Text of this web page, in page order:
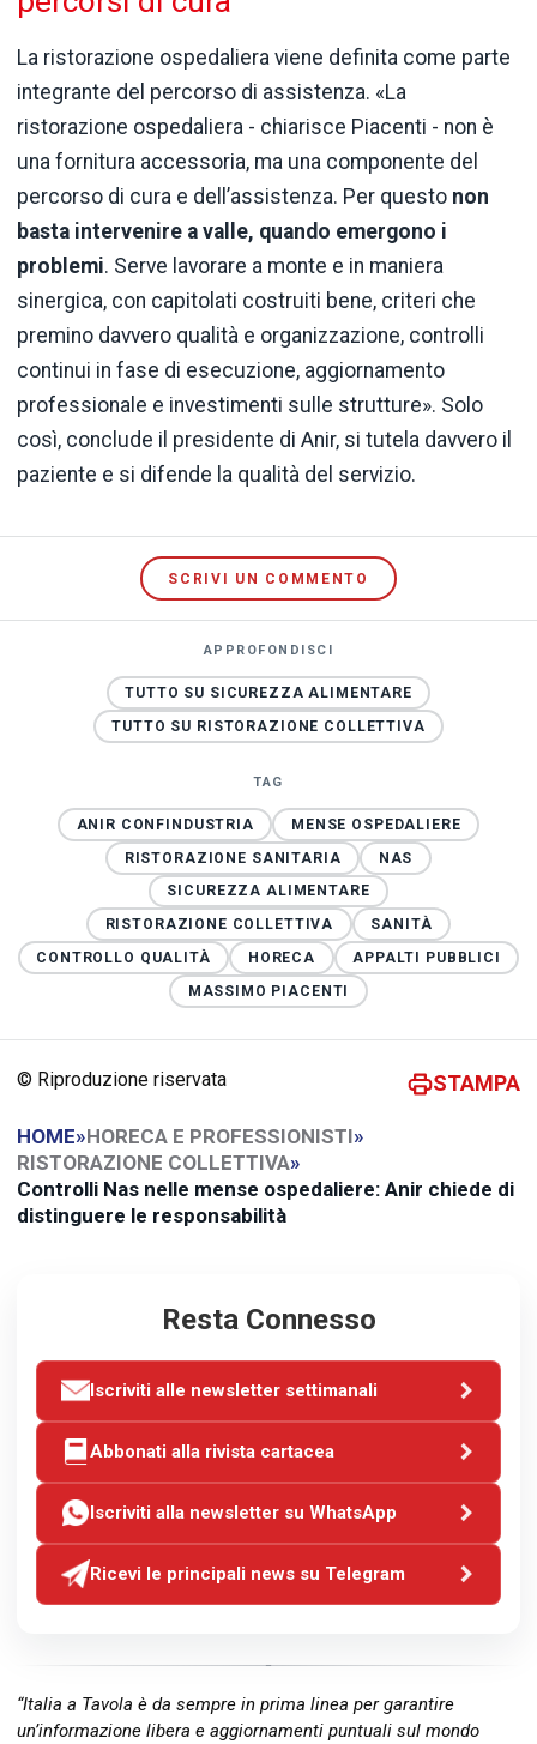
La ristorazione ospedaliera viene definita come parte
integrante del percorso di assistenza. «La
ristorazione ospedaliera - chiarisce Piacenti - non è
una fornitura accessoria, ma una componente del
percorso di cura e dell’assistenza. Per questo non
basta intervenire a valle, quando emergono i
problemi. Serve lavorare a monte e in maniera
sinergica, con capitolati costruiti bene, criteri che
premino davvero qualità e organizzazione, controlli
continui in fase di esecuzione, aggiornamento
professionale e investimenti sulle strutture». Solo
così, conclude il presidente di Anir, si tutela davvero il
paziente e si difende la qualità del servizio.
SCRIVI UN COMMENTO
APPROFONDISCI
TUTTO SU SICUREZZA ALIMENTARE
TUTTO SU RISTORAZIONE COLLETTIVA
TAG
ANIR CONFINDUSTRIA
MENSE OSPEDALIERE
RISTORAZIONE SANITARIA
NAS
SICUREZZA ALIMENTARE
RISTORAZIONE COLLETTIVA
SANITÀ
CONTROLLO QUALITÀ
HORECA
APPALTI PUBBLICI
MASSIMO PIACENTI
© Riproduzione riservata STAMPA
HOME»HORECA E PROFESSIONISTI»
RISTORAZIONE COLLETTIVA»
Controlli Nas nelle mense ospedaliere: Anir chiede di
distinguere le responsabilità
Resta Connesso
Iscriviti alle newsletter settimanali
Abbonati alla rivista cartacea
Iscriviti alla newsletter su WhatsApp
Ricevi le principali news su Telegram
“Italia a Tavola è da sempre in prima linea per garantire
un’informazione libera e aggiornamenti puntuali sul mondo